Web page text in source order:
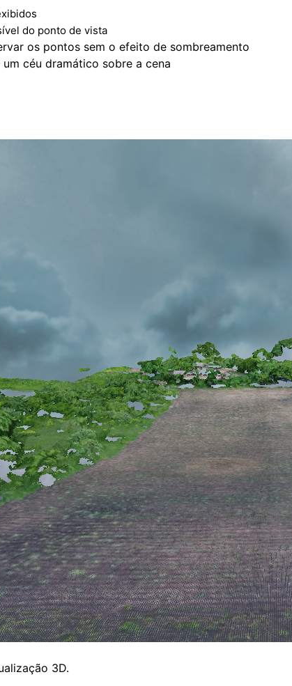
do ponto de vista
os pontos sem o efeito de sombreamento
céu dramático sobre a cena
3D.